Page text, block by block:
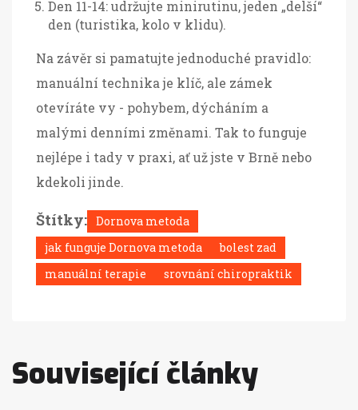
Den 11-14: udržujte minirutinu, jeden „delší“
den (turistika, kolo v klidu).
Na závěr si pamatujte jednoduché pravidlo:
manuální technika je klíč, ale zámek
otevíráte vy - pohybem, dýcháním a
malými denními změnami. Tak to funguje
nejlépe i tady v praxi, ať už jste v Brně nebo
kdekoli jinde.
Štítky: Dornova metoda
jak funguje Dornova metoda
bolest zad
manuální terapie
srovnání chiropraktik
Související články